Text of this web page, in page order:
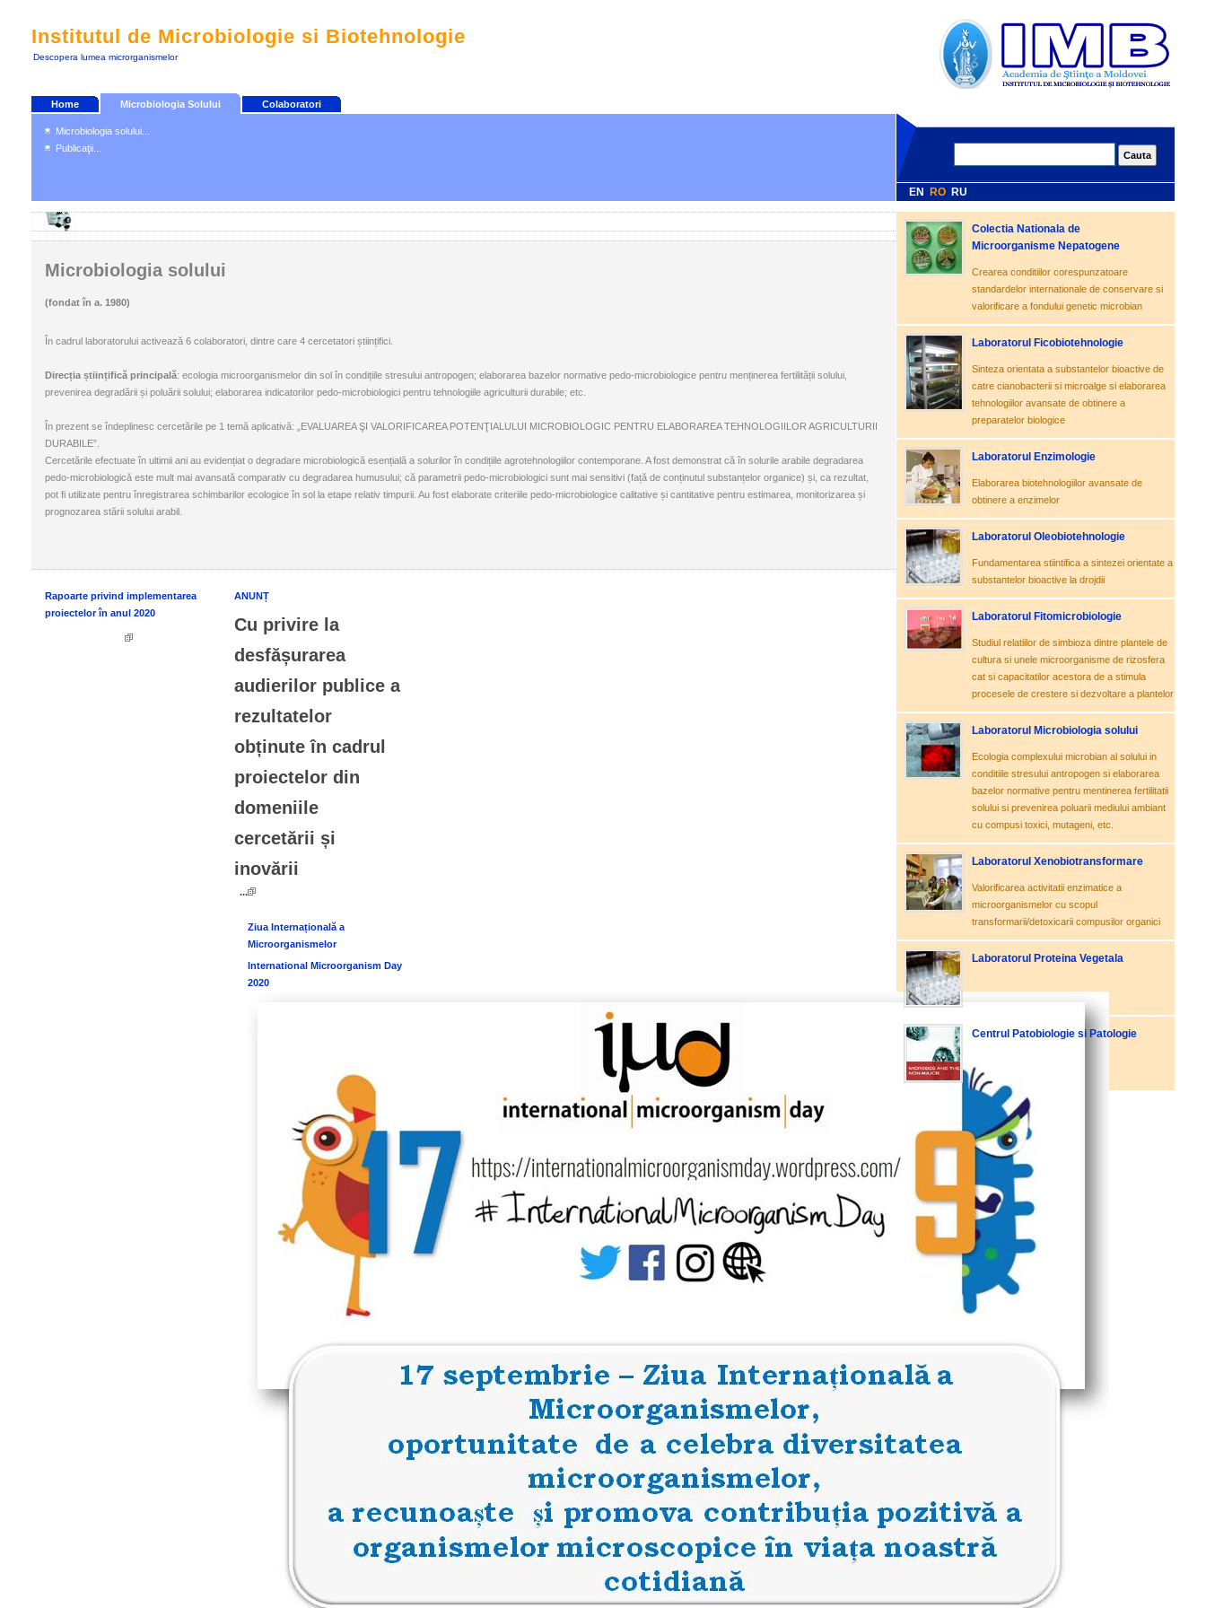
Institutul de Microbiologie si Biotehnologie
Descopera lumea microrganismelor
Home Microbiologia Solului Colaboratori
Microbiologia solului...
Publicaţii...
EN RO RU
Microbiologia solului
(fondat în a. 1980)
În cadrul laboratorului activează 6 colaboratori, dintre care 4 cercetatori științifici.
Direcția științifică principală: ecologia microorganismelor din sol în condițiile stresului antropogen; elaborarea bazelor normative pedo-microbiologice pentru menținerea fertilității solului,
prevenirea degradării și poluării solului; elaborarea indicatorilor pedo-microbiologici pentru tehnologiile agriculturii durabile; etc.
În prezent se îndeplinesc cercetările pe 1 temă aplicativă: „EVALUAREA ŞI VALORIFICAREA POTENŢIALULUI MICROBIOLOGIC PENTRU ELABORAREA TEHNOLOGIILOR AGRICULTURII
DURABILE”.
Cercetările efectuate în ultimii ani au evidențiat o degradare microbiologică esențială a solurilor în condițiile agrotehnologiilor contemporane. A fost demonstrat că în solurile arabile degradarea
pedo-microbiologică este mult mai avansată comparativ cu degradarea humusului; că parametrii pedo-microbiologici sunt mai sensitivi (față de conținutul substanțelor organice) și, ca rezultat,
pot fi utilizate pentru înregistrarea schimbarilor ecologice în sol la etape relativ timpurii. Au fost elaborate criteriile pedo-microbiologice calitative și cantitative pentru estimarea, monitorizarea și
prognozarea stării solului arabil.
Rapoarte privind implementarea
proiectelor în anul 2020
ANUNȚ
Cu privire la
desfășurarea
audierilor publice a
rezultatelor
obținute în cadrul
proiectelor din
domeniile
cercetării și
inovării
...
Ziua Internațională a
Microorganismelor
International Microorganism Day
2020
Colectia Nationala de
Microorganisme Nepatogene
Crearea conditiilor corespunzatoare
standardelor internationale de conservare si
valorificare a fondului genetic microbian
Laboratorul Ficobiotehnologie
Sinteza orientata a substantelor bioactive de
catre cianobacterii si microalge si elaborarea
tehnologiilor avansate de obtinere a
preparatelor biologice
Laboratorul Enzimologie
Elaborarea biotehnologiilor avansate de
obtinere a enzimelor
Laboratorul Oleobiotehnologie
Fundamentarea stiintifica a sintezei orientate a
substantelor bioactive la drojdii
Laboratorul Fitomicrobiologie
Studiul relatiilor de simbioza dintre plantele de
cultura si unele microorganisme de rizosfera
cat si capacitatilor acestora de a stimula
procesele de crestere si dezvoltare a plantelor
Laboratorul Microbiologia solului
Ecologia complexului microbian al solului in
conditiile stresului antropogen si elaborarea
bazelor normative pentru mentinerea fertilitatii
solului si prevenirea poluarii mediului ambiant
cu compusi toxici, mutageni, etc.
Laboratorul Xenobiotransformare
Valorificarea activitatii enzimatice a
microorganismelor cu scopul
transformarii/detoxicarii compusilor organici
Laboratorul Proteina Vegetala
Centrul Patobiologie si Patologie